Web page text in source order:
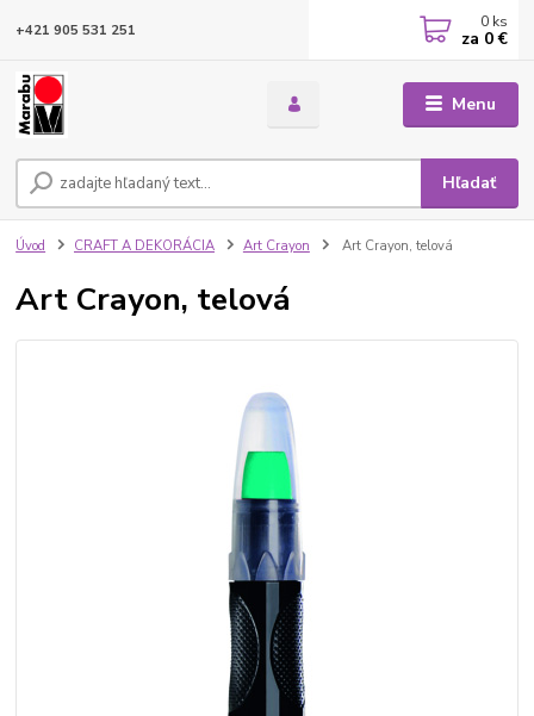
Menu
Hľadať
+421 905 531 251 0 ks
za 0 €
Úvod CRAFT A DEKORÁCIA Art Crayon Art Crayon, telová
Art Crayon, telová